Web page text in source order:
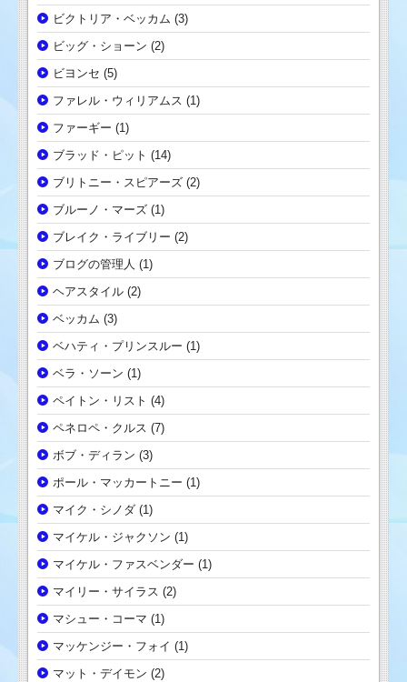
ビクトリア・ベッカム (3)
ビッグ・ショーン (2)
ビヨンセ (5)
ファレル・ウィリアムス (1)
ファーギー (1)
ブラッド・ピット (14)
ブリトニー・スピアーズ (2)
ブルーノ・マーズ (1)
ブレイク・ライブリー (2)
ブログの管理人 (1)
ヘアスタイル (2)
ベッカム (3)
ベハティ・プリンスルー (1)
ベラ・ソーン (1)
ペイトン・リスト (4)
ペネロペ・クルス (7)
ボブ・ディラン (3)
ポール・マッカートニー (1)
マイク・シノダ (1)
マイケル・ジャクソン (1)
マイケル・ファスベンダー (1)
マイリー・サイラス (2)
マシュー・コーマ (1)
マッケンジー・フォイ (1)
マット・デイモン (2)